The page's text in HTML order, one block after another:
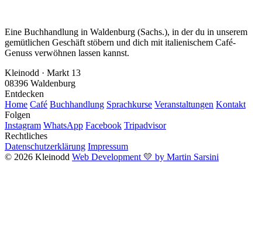
Eine Buchhandlung in Waldenburg (Sachs.), in der du in unserem
gemütlichen Geschäft stöbern und dich mit italienischem Café-
Genuss verwöhnen lassen kannst.
Kleinodd · Markt 13
08396 Waldenburg
Entdecken
Home Café Buchhandlung Sprachkurse Veranstaltungen Kontakt
Folgen
Instagram WhatsApp Facebook Tripadvisor
Rechtliches
Datenschutzerklärung Impressum
© 2026 Kleinodd Web Development 💛 by Martin Sarsini